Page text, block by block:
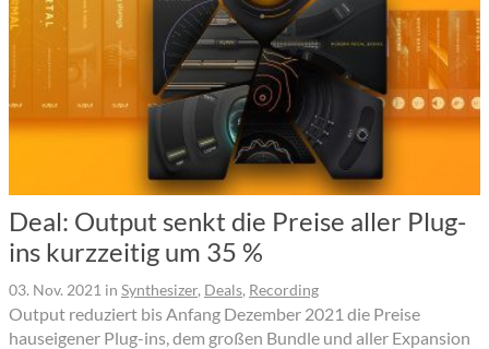
Deal: Output senkt die Preise aller Plug-
ins kurzzeitig um 35 %
03. Nov. 2021 in Synthesizer, Deals, Recording
Output reduziert bis Anfang Dezember 2021 die Preise
hauseigener Plug-ins, dem großen Bundle und aller Expansion